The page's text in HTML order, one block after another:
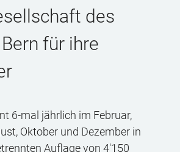
des
für ihre
6-mal jährlich im Februar,
Oktober und Dezember in
Auflage von 4'150